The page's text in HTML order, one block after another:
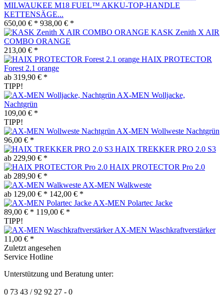
MILWAUKEE M18 FUEL™ AKKU-TOP-HANDLE
KETTENSÄGE...
650,00 € * 938,00 € *
KASK Zenith X AIR
COMBO ORANGE
213,00 € *
HAIX PROTECTOR
Forest 2.1 orange
ab 319,90 € *
TIPP!
AX-MEN Wolljacke,
Nachtgrün
109,00 € *
TIPP!
AX-MEN Wollweste Nachtgrün
96,00 € *
HAIX TREKKER PRO 2.0 S3
ab 229,90 € *
HAIX PROTECTOR Pro 2.0
ab 289,90 € *
AX-MEN Walkweste
ab 129,00 € * 142,00 € *
AX-MEN Polartec Jacke
89,00 € * 119,00 € *
TIPP!
AX-MEN Waschkraftverstärker
11,00 € *
Zuletzt angesehen
Service Hotline
Unterstützung und Beratung unter:
0 73 43 / 92 92 27 - 0